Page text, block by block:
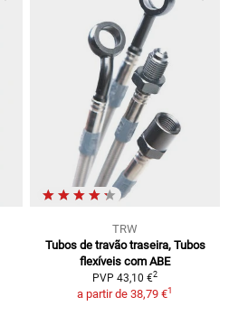
TRW
Tubos de travão traseira, Tubos
flexíveis com ABE
PVP 43,10 €2
a partir de 38,79 €1